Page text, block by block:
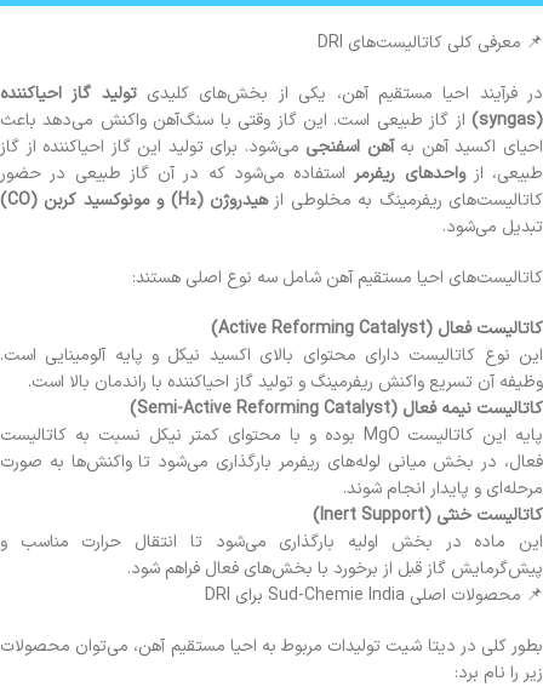
📌 معرفی کلی کاتالیست‌های DRI
در فرآیند احیا مستقیم آهن، یکی از بخش‌های کلیدیتولید گاز احیاکننده
(syngas)
از گاز طبیعی است. این گاز وقتی با سنگ‌آهن واکنش می‌دهد باعث
احیای اکسید آهن بهآهن اسفنجی می‌شود. برای تولید این گاز احیاکننده از گاز
طبیعی، ازواحدهای ریفرمر استفاده می‌شود که در آن گاز طبیعی در حضور
کاتالیست‌های ریفرمینگ به مخلوطی ازهیدروژن (H₂) و مونوکسید کربن (CO)
تبدیل می‌شود.
کاتالیست‌های احیا مستقیم آهن شامل سه نوع اصلی هستند:
کاتالیست فعال (Active Reforming Catalyst)
این نوع کاتالیست دارای محتوای بالای اکسید نیکل و پایه آلومینایی است.
وظیفه آن تسریع واکنش ریفرمینگ و تولید گاز احیاکننده با راندمان بالا است.
کاتالیست نیمه فعال (Semi-Active Reforming Catalyst)
پایه این کاتالیست MgO بوده و با محتوای کمتر نیکل نسبت به کاتالیست
فعال، در بخش میانی لوله‌های ریفرمر بارگذاری می‌شود تا واکنش‌ها به صورت
مرحله‌ای و پایدار انجام شوند.
کاتالیست خنثی (Inert Support)
این ماده در بخش اولیه بارگذاری می‌شود تا انتقال حرارت مناسب و
پیش‌گرمایش گاز قبل از برخورد با بخش‌های فعال فراهم شود.
📌 محصولات اصلی Sud-Chemie India برای DRI
بطور کلی در دیتا شیت تولیدات مربوط به احیا مستقیم آهن، می‌توان محصولات
زیر را نام برد: